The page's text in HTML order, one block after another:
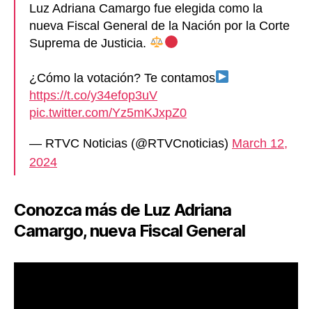
Luz Adriana Camargo fue elegida como la
nueva Fiscal General de la Nación por la Corte
Suprema de Justicia.
¿Cómo la votación? Te contamos
https://t.co/y34efop3uV
pic.twitter.com/Yz5mKJxpZ0
— RTVC Noticias (@RTVCnoticias) March 12,
2024
Conozca más de Luz Adriana
Camargo, nueva Fiscal General